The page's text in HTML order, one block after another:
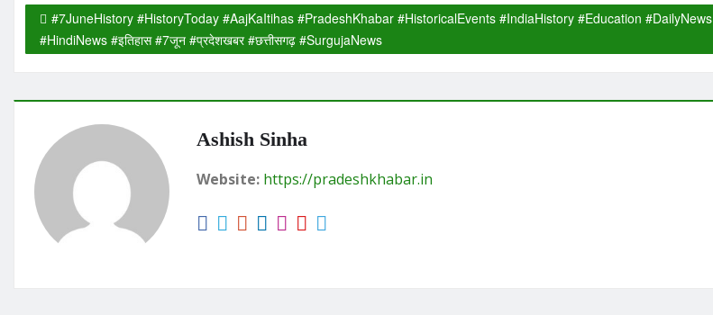
#7JuneHistory #HistoryToday #AajKaItihas #PradeshKhabar #HistoricalEvents #IndiaHistory #Education #DailyNews
#HindiNews #इतिहास #7जून #प्रदेशखबर #छत्तीसगढ़ #SurgujaNews
Ashish Sinha
Website: https://pradeshkhabar.in